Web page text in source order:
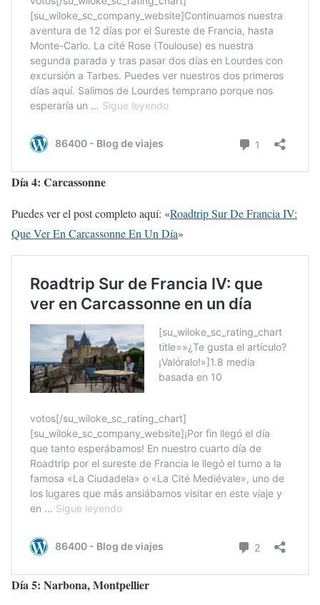
Día 4: Carcassonne
Puedes ver el post completo aquí: «Roadtrip Sur De Francia IV:
Que Ver En Carcassonne En Un Día»
Día 5: Narbona, Montpellier